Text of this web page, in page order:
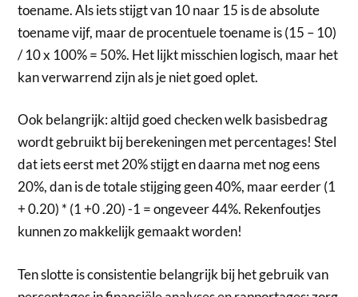
toename. Als iets stijgt van 10 naar 15 is de absolute
toename vijf, maar de procentuele toename is (15 – 10)
/ 10 x 100% = 50%. Het lijkt misschien logisch, maar het
kan verwarrend zijn als je niet goed oplet.
Ook belangrijk: altijd goed checken welk basisbedrag
wordt gebruikt bij berekeningen met percentages! Stel
dat iets eerst met 20% stijgt en daarna met nog eens
20%, dan is de totale stijging geen 40%, maar eerder (1
+ 0.20) * (1 +0 .20) -1 = ongeveer 44%. Rekenfoutjes
kunnen zo makkelijk gemaakt worden!
Ten slotte is consistentie belangrijk bij het gebruik van